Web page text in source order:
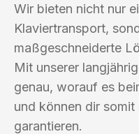
Wir bieten nicht nur
Klaviertransport,
maßgeschneiderte
Mit unserer
genau, worauf es
und können dir
garantieren.